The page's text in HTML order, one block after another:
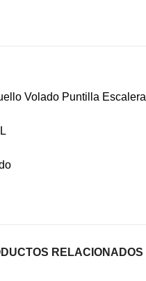
Volado Puntilla Escalera
RELACIONADOS